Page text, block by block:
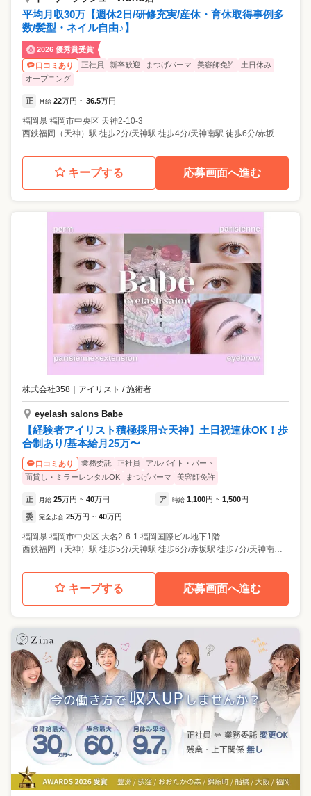
平均月収30万【週休2日/研修充実/産休・育休取得事例多
数/髪型・ネイル自由♪】
2026 優秀賞受賞
口コミあり
正社員 新卒歓迎 まつげパーマ 美容師免許
土日休み
オープニング
正 月給 22万円 ~ 36.5万円
福岡県 福岡市中央区 天神2-10-3
キープする 応募画面へ進む
株式会社358 ｜ アイリスト / 施術者
eyelash salons Babe
【経験者アイリスト積極採用☆天神】土日祝連休OK！歩
合制あり/基本給月25万〜
口コミあり 業務委託 正社員
アルバイト・パート
面貸し・ミラーレンタルOK
まつげパーマ 美容師免許
正 月給 25万円 ~ 40万円 ア 時給 1,100円 ~ 1,500円
委 完全歩合 25万円 ~ 40万円
福岡県 福岡市中央区 大名2-6-1 福岡国際ビル地下1階
キープする 応募画面へ進む